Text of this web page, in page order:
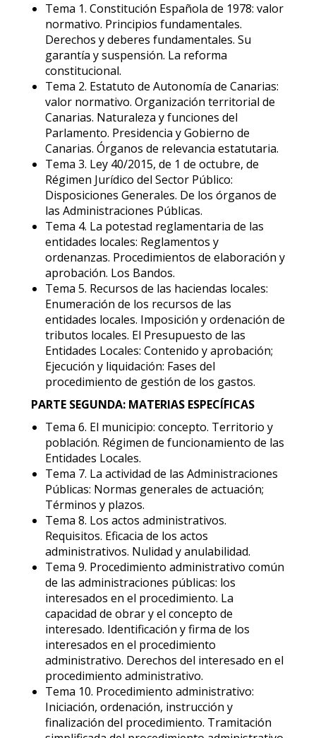
Tema 1. Constitución Española de 1978: valor
normativo. Principios fundamentales.
Derechos y deberes fundamentales. Su
garantía y suspensión. La reforma
constitucional.
Tema 2. Estatuto de Autonomía de Canarias:
valor normativo. Organización territorial de
Canarias. Naturaleza y funciones del
Parlamento. Presidencia y Gobierno de
Canarias. Órganos de relevancia estatutaria.
Tema 3. Ley 40/2015, de 1 de octubre, de
Régimen Jurídico del Sector Público:
Disposiciones Generales. De los órganos de
las Administraciones Públicas.
Tema 4. La potestad reglamentaria de las
entidades locales: Reglamentos y
ordenanzas. Procedimientos de elaboración y
aprobación. Los Bandos.
Tema 5. Recursos de las haciendas locales:
Enumeración de los recursos de las
entidades locales. Imposición y ordenación de
tributos locales. El Presupuesto de las
Entidades Locales: Contenido y aprobación;
Ejecución y liquidación: Fases del
procedimiento de gestión de los gastos.
PARTE SEGUNDA: MATERIAS ESPECÍFICAS
Tema 6. El municipio: concepto. Territorio y
población. Régimen de funcionamiento de las
Entidades Locales.
Tema 7. La actividad de las Administraciones
Públicas: Normas generales de actuación;
Términos y plazos.
Tema 8. Los actos administrativos.
Requisitos. Eficacia de los actos
administrativos. Nulidad y anulabilidad.
Tema 9. Procedimiento administrativo común
de las administraciones públicas: los
interesados en el procedimiento. La
capacidad de obrar y el concepto de
interesado. Identificación y firma de los
interesados en el procedimiento
administrativo. Derechos del interesado en el
procedimiento administrativo.
Tema 10. Procedimiento administrativo:
Iniciación, ordenación, instrucción y
finalización del procedimiento. Tramitación